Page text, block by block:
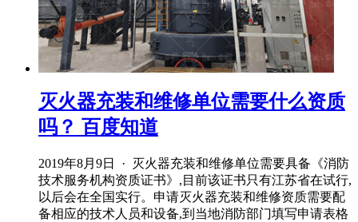
灭火器充装和维修单位需要什么资质
吗？ 百度知道
2019年8月9日 · 灭火器充装和维修单位需要具备《消防
技术服务机构资质证书》,目前该证书只有江苏省在试行,
以后会在全国实行。申请灭火器充装和维修资质需要配
备相应的技术人员和设备,到当地消防部门填写申请表格